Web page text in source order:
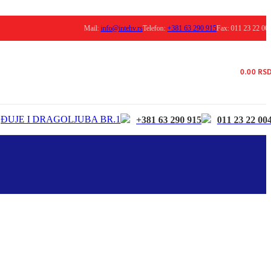
Mail: info@intehv.rsTelefon: +381 63 290 915Fax: 011 23 22
0.00
ĐUJE I DRAGOLJUBA BR.1 +381 63 290 915 011 23 22